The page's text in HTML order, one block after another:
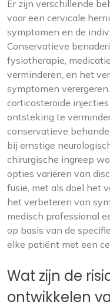
Er zijn verschillende
voor een cervicale
symptomen en de
Conservatieve
fysiotherapie,
verminderen, en het
symptomen
corticosteroïde
ontsteking te
conservatieve
bij ernstige
chirurgische ingreep
opties variëren van
fusie, met als doel het
het verbeteren van
medisch professional
op basis van de
elke patiënt met een
Wat zijn de
ontwikkelen